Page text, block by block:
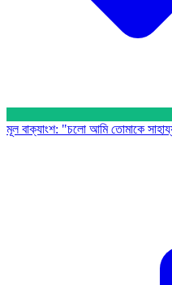
মূল বাক্যাংশ: "চলো আমি তোমাকে